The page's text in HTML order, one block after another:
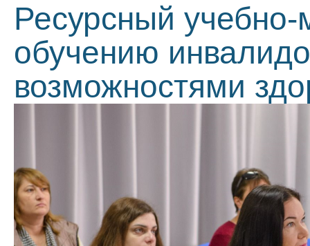
Ресурсный учебно-
обучению
возможностями